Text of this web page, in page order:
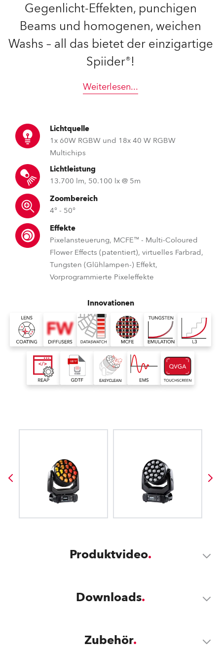
Gegenlicht-Effekten, punchigen
Beams und homogenen, weichen
Washs – all das bietet der einzigartige
Spiider®!
Weiterlesen...
Lichtquelle
1x 60W RGBW und 18x 40 W RGBW
Multichips
Lichtleistung
13.700 lm, 50.100 lx @ 5m
Zoombereich
4° - 50°
Effekte
Pixelansteuerung, MCFE™ - Multi-Coloured
Flower Effects (patentiert), virtuelles Farbrad,
Tungsten (Glühlampen-) Effekt,
Vorprogrammierte Pixeleffekte
Innovationen
Produktvideo
Downloads
Zubehör